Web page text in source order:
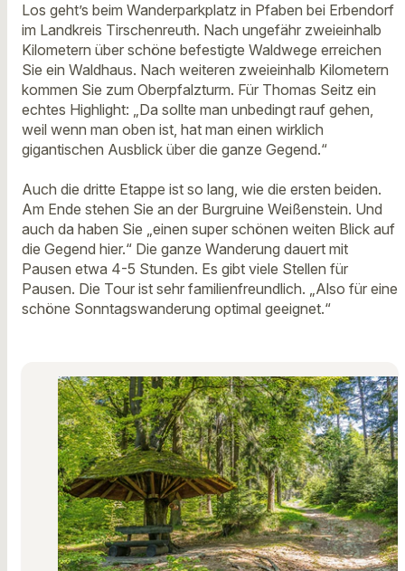
Los geht’s beim Wanderparkplatz in Pfaben bei Erbendorf
im Landkreis Tirschenreuth. Nach ungefähr zweieinhalb
Kilometern über schöne befestigte Waldwege erreichen
Sie ein Waldhaus. Nach weiteren zweieinhalb Kilometern
kommen Sie zum Oberpfalzturm. Für Thomas Seitz ein
echtes Highlight: „Da sollte man unbedingt rauf gehen,
weil wenn man oben ist, hat man einen wirklich
gigantischen Ausblick über die ganze Gegend.“
Auch die dritte Etappe ist so lang, wie die ersten beiden.
Am Ende stehen Sie an der Burgruine Weißenstein. Und
auch da haben Sie „einen super schönen weiten Blick auf
die Gegend hier.“ Die ganze Wanderung dauert mit
Pausen etwa 4-5 Stunden. Es gibt viele Stellen für
Pausen. Die Tour ist sehr familienfreundlich. „Also für eine
schöne Sonntagswanderung optimal geeignet.“